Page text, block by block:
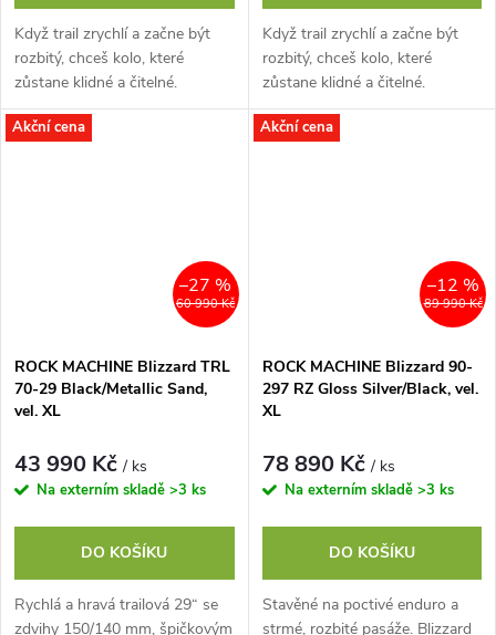
Když trail zrychlí a začne být
rozbitý, chceš kolo, které
zůstane klidné a čitelné.
Blizzard TRL 90-29 stojí na
Trail Advanced Geometry a
Když trail zrychlí a začne být
rozbitý, chceš kolo, které
zůstane klidné a čitelné.
Blizzard TRL 90-29 stojí na
Trail Advanced Geometry a
Akční cena
60 990 Kč
–27 %
ROCK MACHINE Blizzard TRL
70-29 Black/Metallic Sand,
vel. XL
43 990 Kč/ ks
Na externím skladě >3 ks
DO KOŠÍKU
Rychlá a hravá trailová 29“ se
zdvihy 150/140 mm, špičkovým
Akční cena
89 990 Kč
–12 %
ROCK MACHINE Blizzard 90-
297 RZ Gloss Silver/Black, vel.
XL
78 890 Kč/ ks
Na externím skladě >3 ks
DO KOŠÍKU
Stavěné na poctivé enduro a
strmé, rozbité pasáže. Blizzard